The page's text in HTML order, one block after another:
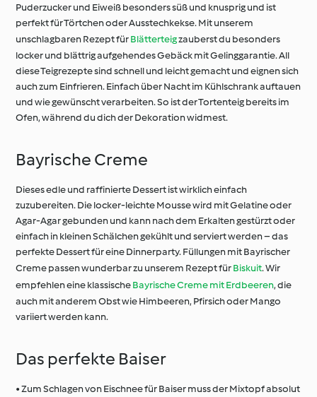
Puderzucker und Eiweiß besonders süß und knusprig und ist
perfekt für Törtchen oder Ausstechkekse. Mit unserem
unschlagbaren Rezept fürBlätterteigzauberst du besonders
locker und blättrig aufgehendes Gebäck mit Gelinggarantie. All
diese Teigrezepte sind schnell und leicht gemacht und eignen sich
auch zum Einfrieren. Einfach über Nacht im Kühlschrank auftauen
und wie gewünscht verarbeiten. So ist der Tortenteig bereits im
Ofen, während du dich der Dekoration widmest.
Bayrische Creme
Dieses edle und raffinierte Dessert ist wirklich einfach
zuzubereiten. Die locker-leichte Mousse wird mit Gelatine oder
Agar-Agar gebunden und kann nach dem Erkalten gestürzt oder
einfach in kleinen Schälchen gekühlt und serviert werden – das
perfekte Dessert für eine Dinnerparty. Füllungen mit Bayrischer
Creme passen wunderbar zu unserem Rezept fürBiskuit. Wir
empfehlen eine klassischeBayrische Creme mit Erdbeeren, die
auch mit anderem Obst wie Himbeeren, Pfirsich oder Mango
variiert werden kann.
Das perfekte Baiser
• Zum Schlagen von Eischnee für Baiser muss der Mixtopf absolut